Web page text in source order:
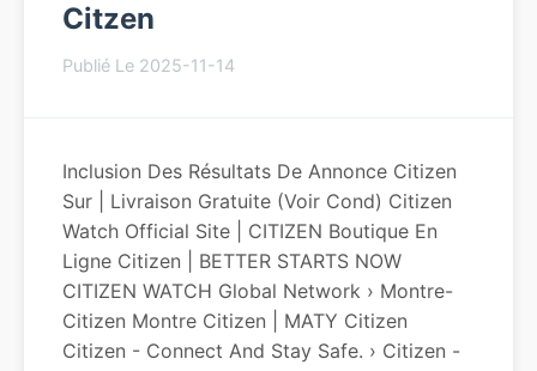
Citzen
Publié Le 2025-11-14
Inclusion Des Résultats De Annonce Citizen
Sur | Livraison Gratuite (voir Cond) Citizen
Watch Official Site | CITIZEN Boutique En
Ligne Citizen | BETTER STARTS NOW
CITIZEN WATCH Global Network › Montre-
Citizen Montre Citizen | MATY Citizen
Citizen - Connect And Stay Safe. › Citizen -